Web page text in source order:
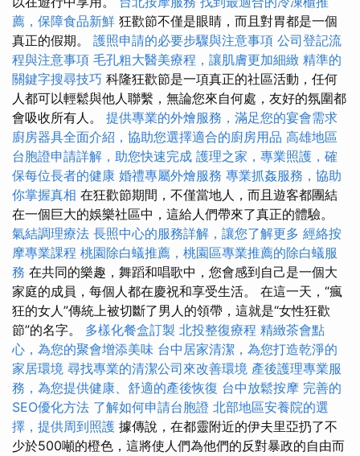
薦，保障食品新鮮 狂歡節不僅是眼睛，而且對胃都是一個
真正的假期。 護照申請的必要步驟與注意事項 公司登記流
程與注意事項 毛孔粗大醫美療程，讓肌膚更加細緻 精準的
關鍵字搜尋技巧 科隆狂歡節是一項真正的社區活動，任何
人都可以輕鬆與他人聯繫，無論您來自何處，友好的氛圍都
會吸收所有人。 提供專業的外燴服務，滿足您的宴會需求
廚房器具全面介紹，協助您選擇適合的廚房用品 高雄地區
台胞證申請詳解，助您快速完成 護理之家，專業照護，確
保每位長者的健康 婚禮專屬外燴服務 專業抓姦服務，協助
你掌握真相 在狂歡節期間，不僅當地人，而且遊客都團結
在一個巨大的娛樂社區中，這給人們帶來了真正的體驗。
氣結調理療法 長照中心的服務詳解，讓您了解更多 經絡按
摩專業課程 桃園除白蟻推薦，桃園區專業推薦的除白蟻服
務 在共同的樂趣，舞蹈和唱歌中，您會感到自己是一個大
家庭的成員，每個人都在慶祝和享受生活。 在這一天，“瘋
狂的女人”傳統上被切斷了男人的領帶，這就是“女性狂歡
節”的名字。 多樣化餐盒訂製 北投整復療程 精緻茶會點
心，為您的聚會增添美味 台中居家清潔，為您打造乾淨的
家居環境 尋找專業的清潔公司來改善環境 產後護理專業服
務，為您提供健康、舒適的產後恢復 台中放鬆按摩 完善的
SEO優化方法 了解如何申請台胞證 北部地區安養院的選
擇，提供周到照護 據傳說，在都靈附近的伊夫里亞扔了不
少於500噸的橙色，這將使人們為他們的反對暴政的自由而